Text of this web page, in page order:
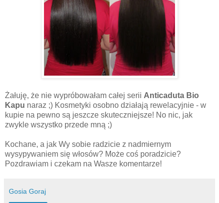
Żałuję, że nie wypróbowałam całej serii Anticaduta Bio
Kapu naraz ;) Kosmetyki osobno działają rewelacyjnie - w
kupie na pewno są jeszcze skuteczniejsze! No nic, jak
zwykle wszystko przede mną ;)
Kochane, a jak Wy sobie radzicie z nadmiernym
wysypywaniem się włosów? Może coś poradzicie?
Pozdrawiam i czekam na Wasze komentarze!
Gosia Goraj